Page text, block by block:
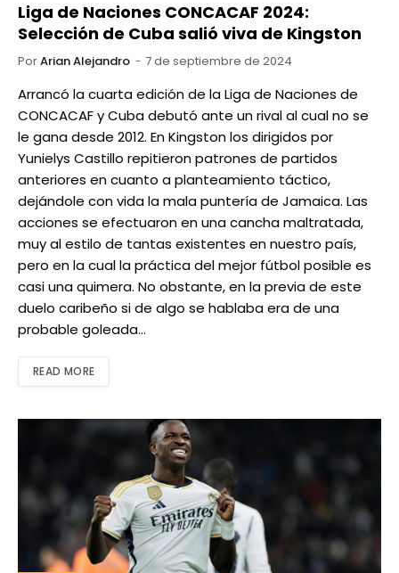
Liga de Naciones CONCACAF 2024:
Selección de Cuba salió viva de Kingston
PorArian Alejandro 7 de septiembre de 2024
Arrancó la cuarta edición de la Liga de Naciones de
CONCACAF y Cuba debutó ante un rival al cual no se
le gana desde 2012. En Kingston los dirigidos por
Yunielys Castillo repitieron patrones de partidos
anteriores en cuanto a planteamiento táctico,
dejándole con vida la mala puntería de Jamaica. Las
acciones se efectuaron en una cancha maltratada,
muy al estilo de tantas existentes en nuestro país,
pero en la cual la práctica del mejor fútbol posible es
casi una quimera. No obstante, en la previa de este
duelo caribeño si de algo se hablaba era de una
probable goleada…
READ MORE